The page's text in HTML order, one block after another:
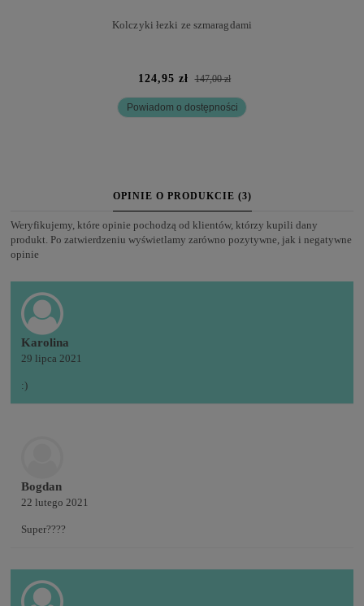
Kolczyki łezki ze szmaragdami
124,95 zł 147,00 zł
Powiadom o dostępności
OPINIE O PRODUKCIE (3)
Weryfikujemy, które opinie pochodzą od klientów, którzy kupili dany
produkt. Po zatwierdzeniu wyświetlamy zarówno pozytywne, jak i negatywne
opinie
Karolina
29 lipca 2021
:)
Bogdan
22 lutego 2021
Super????